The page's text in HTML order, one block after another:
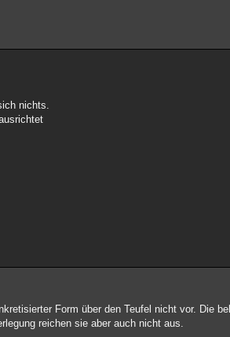
nichts.
Form über den Teufel nicht vor. Die
reichen sie aber auch nicht aus.